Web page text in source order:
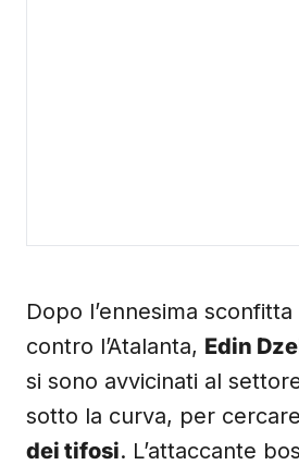
Dopo l’ennesima
contro l’Atalanta, Edin
si sono avvicinati al
sotto la curva, per
dei tifosi. L’attaccante